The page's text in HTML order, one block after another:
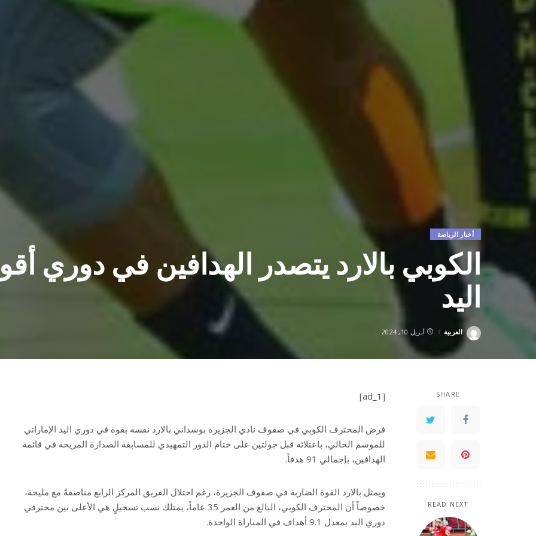
أخبار الرياضة
الكوبي بالارد يتصدر الهدافين في دوري
اليد
Posted
العربية أبريل 10, 2024
SHARE
READ NEXT
[ad_1]
فرض المحترف الكوبي في صفوف نادي الجزيرة بوسداني بالارد نفسه بقوة في دوري اليد الإماراتي
للموسم الحالي، باعتلائه قبل جولتين على ختام الدور التمهيدي للمسابقة الصدارة المريحة في قائمة
الهدافين، بإجمالي 91 هدفاً.
ويمثل بالارد القوة الضاربة في صفوف الجزيرة، رغم احتلال الفريق المركز الرابع مناصفةً مع مليحة،
خصوصاً أن المحترف الكوبي، البالغ من العمر 35 عاماً، يمتلك نسب تسجيلٍ هي الأعلى بين محترفي
دوري اليد بمعدل 9.1 أهداف في المباراة الواحدة.